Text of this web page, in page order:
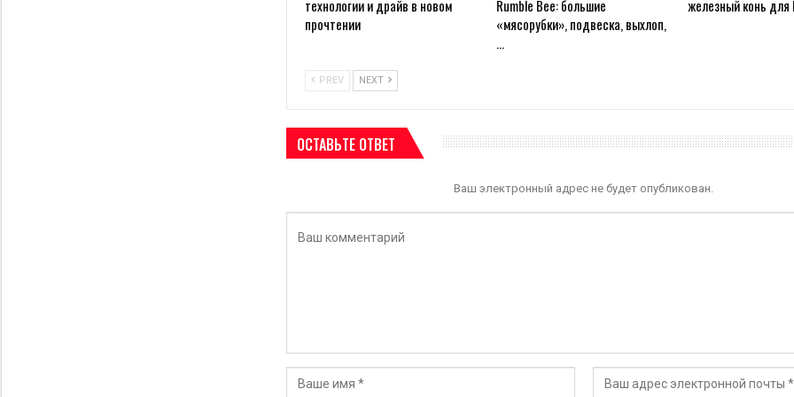
технологии и драйв в новом
прочтении
Rumble Bee: большие
«мясорубки», подвеска, выхлоп,
…
железный конь для
PREV NEXT
ОСТАВЬТЕ ОТВЕТ
Ваш электронный адрес не будет опубликован.